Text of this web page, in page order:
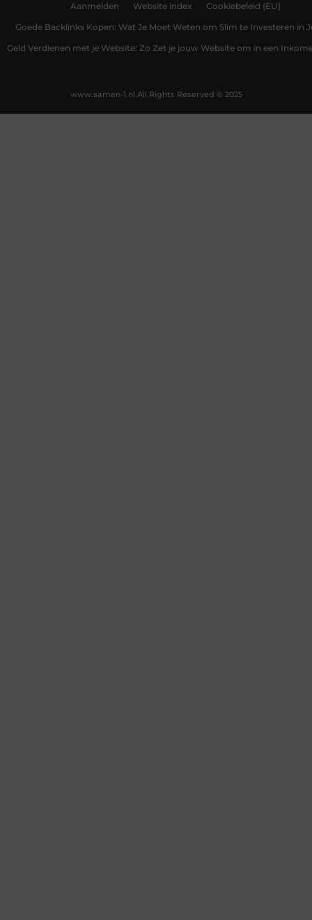
Aanmelden Website index Cookiebeleid (EU)
Goede Backlinks Kopen: Wat Je Moet Weten om Slim te Investeren in
Geld Verdienen met je Website: Zo Zet je jouw Website om in een
All Rights Reserved © 2025
www.samen-1.nl.